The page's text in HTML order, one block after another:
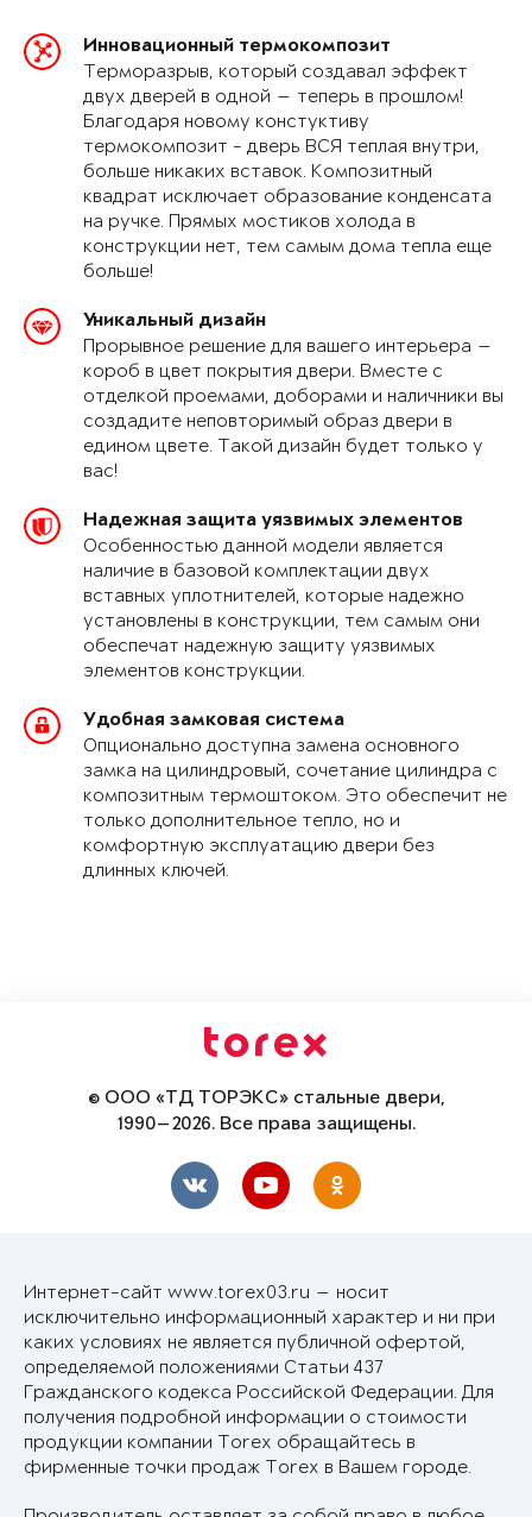
Инновационный термокомпозит
Терморазрыв, который создавал эффект
двух дверей в одной — теперь в прошлом!
Благодаря новому констуктиву
термокомпозит - дверь ВСЯ теплая внутри,
больше никаких вставок. Композитный
квадрат исключает образование конденсата
на ручке. Прямых мостиков холода в
конструкции нет, тем самым дома тепла еще
больше!
Уникальный дизайн
Прорывное решение для вашего интерьера —
короб в цвет покрытия двери. Вместе с
отделкой проемами, доборами и наличники вы
создадите неповторимый образ двери в
едином цвете. Такой дизайн будет только у
вас!
Надежная защита уязвимых элементов
Особенностью данной модели является
наличие в базовой комплектации двух
вставных уплотнителей, которые надежно
установлены в конструкции, тем самым они
обеспечат надежную защиту уязвимых
элементов конструкции.
Удобная замковая система
Опционально доступна замена основного
замка на цилиндровый, сочетание цилиндра с
композитным термоштоком. Это обеспечит не
только дополнительное тепло, но и
комфортную эксплуатацию двери без
длинных ключей.
© ООО «ТД ТОРЭКС» стальные двери,
1990—2026. Все права защищены.
Интернет-сайт www.torex03.ru — носит
исключительно информационный характер и ни при
каких условиях не является публичной офертой,
определяемой положениями Статьи 437
Гражданского кодекса Российской Федерации. Для
получения подробной информации о стоимости
продукции компании Torex обращайтесь в
фирменные точки продаж Torex в Вашем городе.